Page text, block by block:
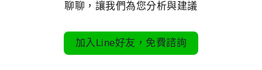
聊聊，讓我們為您分析與建議
加入Line好友，免費諮詢